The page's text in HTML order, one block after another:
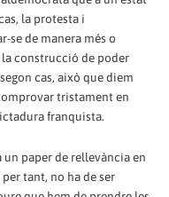
la protesta i
se de manera més o
construcció de poder
cas, això que diem
tristament en
franquista.
paper de rellevància en
tant, no ha de ser